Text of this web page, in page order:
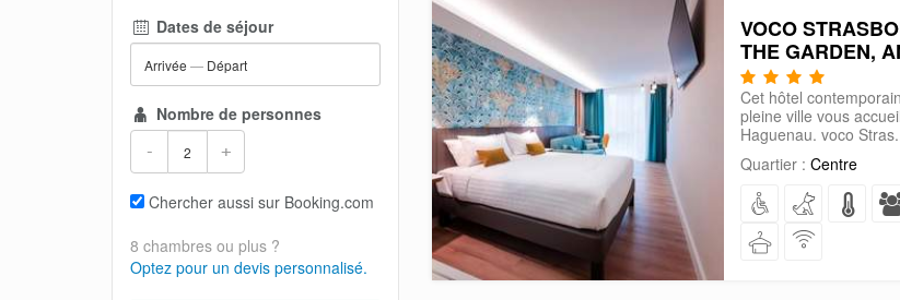
Dates de séjour
Arrivée — Départ
Nombre de personnes
- +
Chercher aussi sur Booking.com
8 chambres ou plus ?
Optez pour un devis personnalisé.
VOCO
THE GARDEN,
Cet hôtel
pleine ville vous
Haguenau. voco
Quartier : Centre